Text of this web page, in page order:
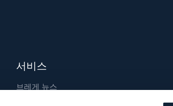
서비스
브레게 뉴스